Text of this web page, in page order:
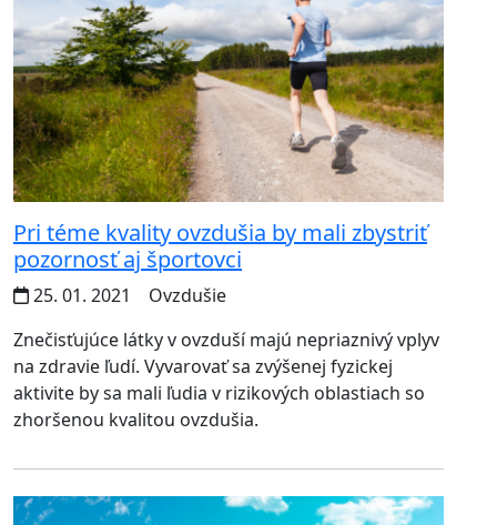
Pri téme kvality ovzdušia by mali zbystriť
pozornosť aj športovci
25. 01. 2021
Ovzdušie
Znečisťujúce látky v ovzduší majú nepriaznivý vplyv
na zdravie ľudí. Vyvarovať sa zvýšenej fyzickej
aktivite by sa mali ľudia v rizikových oblastiach so
zhoršenou kvalitou ovzdušia.